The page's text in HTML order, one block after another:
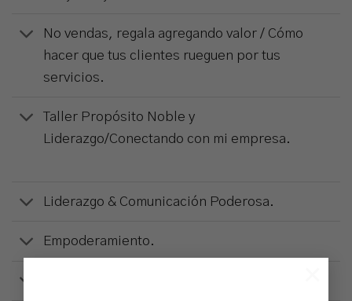
No vendas, regala agregando valor / Cómo
hacer que tus clientes rueguen por tus
servicios.
Taller Propósito Noble y
Liderazgo/Conectando con mi empresa.
Liderazgo & Comunicación Poderosa.
Empoderamiento.